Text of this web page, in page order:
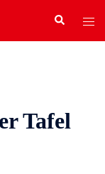
Search
Tafel